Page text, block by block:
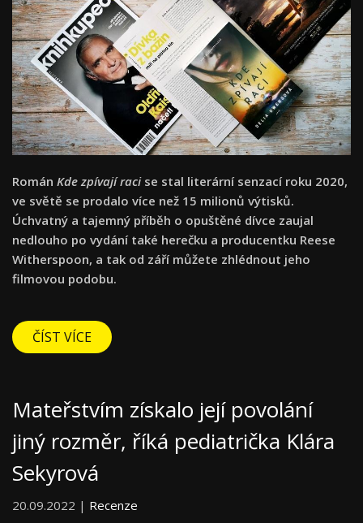
Román Kde zpívají racise stal literární senzací roku 2020,
ve světě se prodalo více než 15 milionů výtisků.
Úchvatný a tajemný příběh o opuštěné dívce zaujal
nedlouho po vydání také herečku a producentku Reese
Witherspoon, a tak od září můžete zhlédnout jeho
filmovou podobu.
ČÍST VÍCE
Mateřstvím získalo její povolání
jiný rozměr, říká pediatrička Klára
Sekyrová
20.09.2022 | Recenze